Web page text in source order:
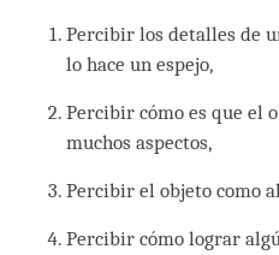
Percibir los detalles de
lo hace un espejo,
Percibir cómo es que el
muchos aspectos,
Percibir el objeto como
Percibir cómo lograr